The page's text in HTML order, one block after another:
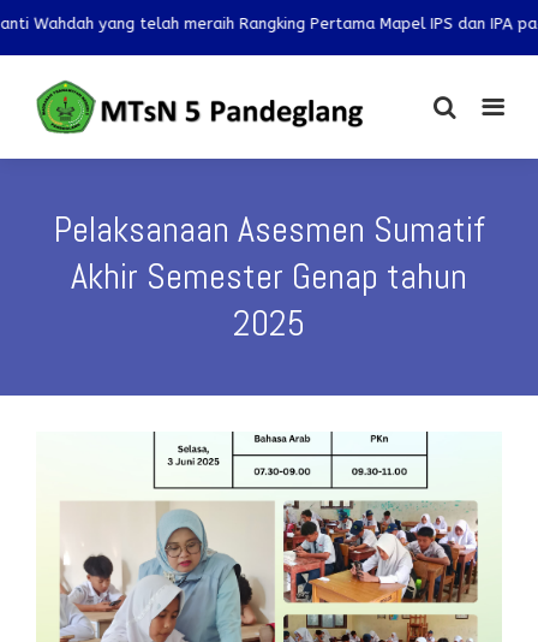
telah meraih Rangking Pertama Mapel IPS dan IPA pada OMI
Pelaksanaan Asesmen Sumatif
Akhir Semester Genap tahun
2025